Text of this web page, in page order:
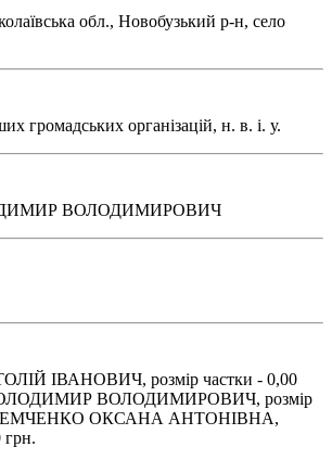
обл., Новобузький р-н, село
громадських організацій, н. в. і. у.
ВОЛОДИМИРОВИЧ
ІВАНОВИЧ, розмір частки - 0,00
ВОЛОДИМИРОВИЧ, розмір
ТЕМЧЕНКО ОКСАНА АНТОНІВНА,
грн.